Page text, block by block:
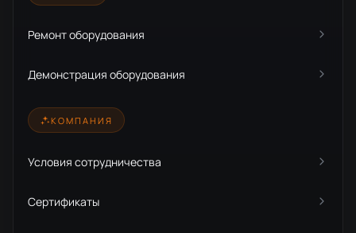
Ремонт оборудования
Демонстрация оборудования
КОМПАНИЯ
Условия сотрудничества
Сертификаты